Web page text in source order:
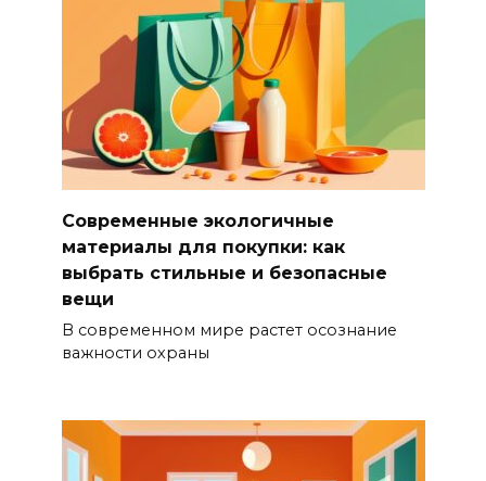
Современные экологичные
материалы для покупки: как
выбрать стильные и безопасные
вещи
В современном мире растет осознание
важности охраны